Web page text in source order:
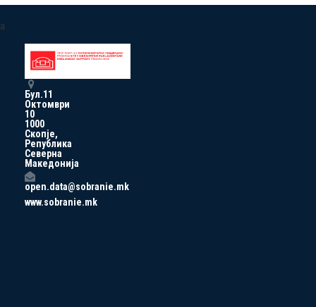
a
Бул.11
Октомври
10
1000
Скопје,
Република
Северна
Македонија
open.data@sobranie.mk
www.sobranie.mk